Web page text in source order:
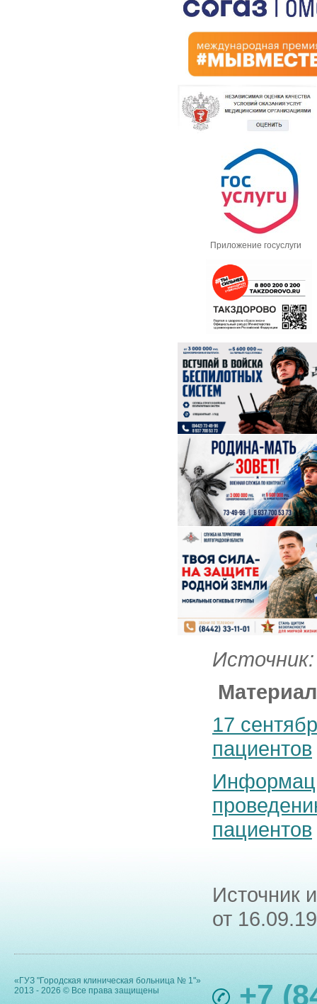
Приложение госуслуги
17
пациентов
пациентов
Источник
от
«ГУЗ "Городская клиническая больница № 1"»
2013 - 2026 © Все права защищены
+7